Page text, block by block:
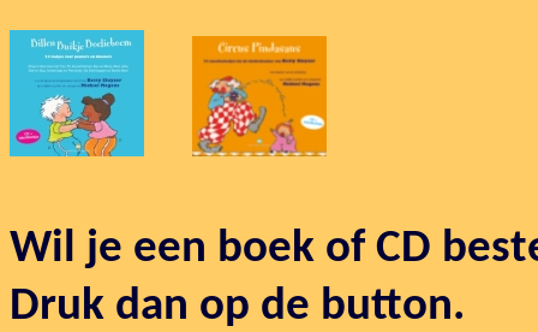
Wil je een boek of CD
Druk dan op de button.